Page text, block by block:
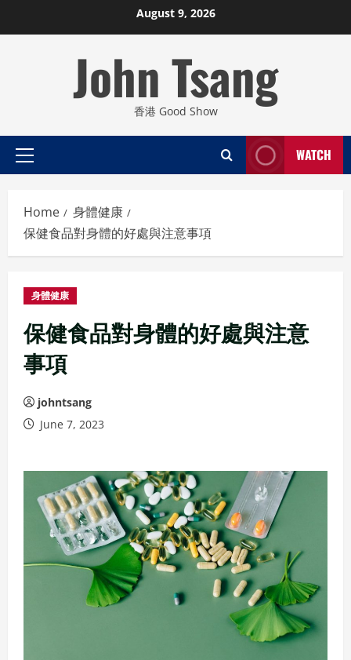
to
August 9, 2026
John Tsang
香港 Good Show
Primary
WATCH
Home
身體健康
保健食品對身體的好處與注意事項
身體健康
保健食品對身體的好處與注意
事項
johntsang
June 7, 2023